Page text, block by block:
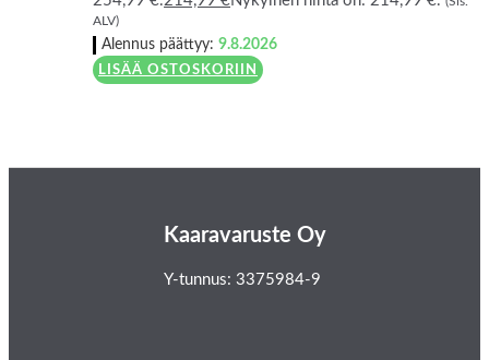
ALV)
Alennus päättyy:9.8.2026
LISÄÄ OSTOSKORIIN
Kaaravaruste Oy
Y-tunnus: 3375984-9